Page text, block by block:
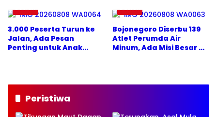
Daerah
3.000 Peserta Turun ke
Jalan, Ada Pesan
Penting untuk Anak
Daerah
Bojonegoro Diserbu 139
Atlet Perumda Air
Minum, Ada Misi Besar di
Peristiwa